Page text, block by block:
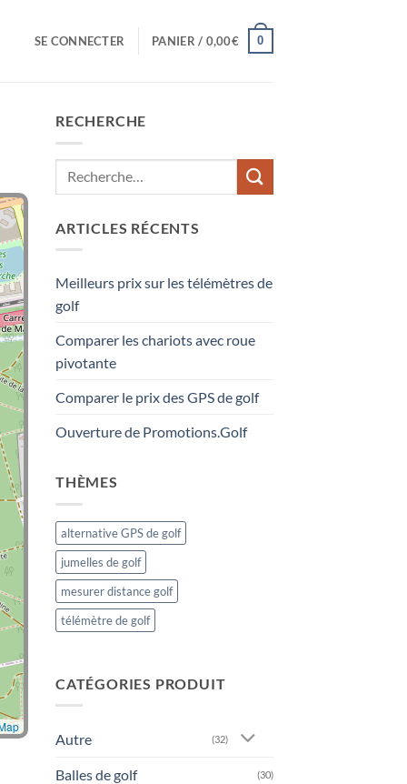
SE CONNECTER PANIER / 0,00€ 0
RECHERCHE
ARTICLES RÉCENTS
Meilleurs prix sur les télémètres de
golf
Comparer les chariots avec roue
pivotante
Comparer le prix des GPS de golf
Ouverture de Promotions.Golf
THÈMES
alternative GPS de golf
jumelles de golf
mesurer distance golf
télémètre de golf
CATÉGORIES PRODUIT
Autre (32)
Balles de golf (30)